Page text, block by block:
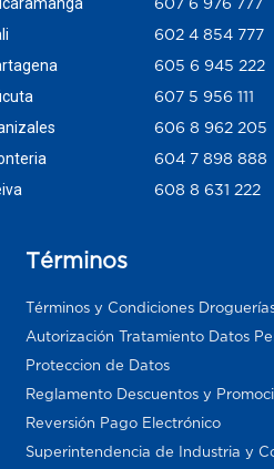
602 4 854 777
605 6 945 222
607 5 956 111
606 8 962 205
604 7 898 888
608 8 631 222
Términos
Términos y Condiciones
Autorización Tratamiento Datos
Proteccion de Datos
Reglamento Descuentos y
Reversión Pago Electrónico
Superintendencia de Industria y